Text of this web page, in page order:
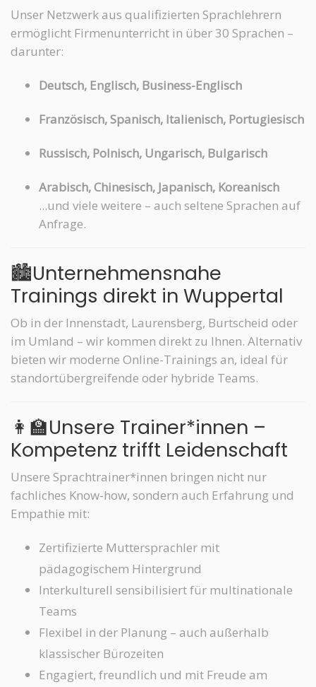
Unser Netzwerk aus qualifizierten Sprachlehrern
ermöglicht Firmenunterricht in über 30 Sprachen –
darunter:
Deutsch, Englisch, Business-Englisch
Französisch, Spanisch, Italienisch, Portugiesisch
Russisch, Polnisch, Ungarisch, Bulgarisch
Arabisch, Chinesisch, Japanisch, Koreanisch
...und viele weitere – auch seltene Sprachen auf
Anfrage.
🏙️Unternehmensnahe
Trainings direkt in Wuppertal
Ob in der Innenstadt, Laurensberg, Burtscheid oder
im Umland – wir kommen direkt zu Ihnen. Alternativ
bieten wir moderne Online-Trainings an, ideal für
standortübergreifende oder hybride Teams.
👩‍🏫Unsere Trainer*innen –
Kompetenz trifft Leidenschaft
Unsere Sprachtrainer*innen bringen nicht nur
fachliches Know-how, sondern auch Erfahrung und
Empathie mit:
Zertifizierte Muttersprachler mit
pädagogischem Hintergrund
Interkulturell sensibilisiert für multinationale
Teams
Flexibel in der Planung – auch außerhalb
klassischer Bürozeiten
Engagiert, freundlich und mit Freude am